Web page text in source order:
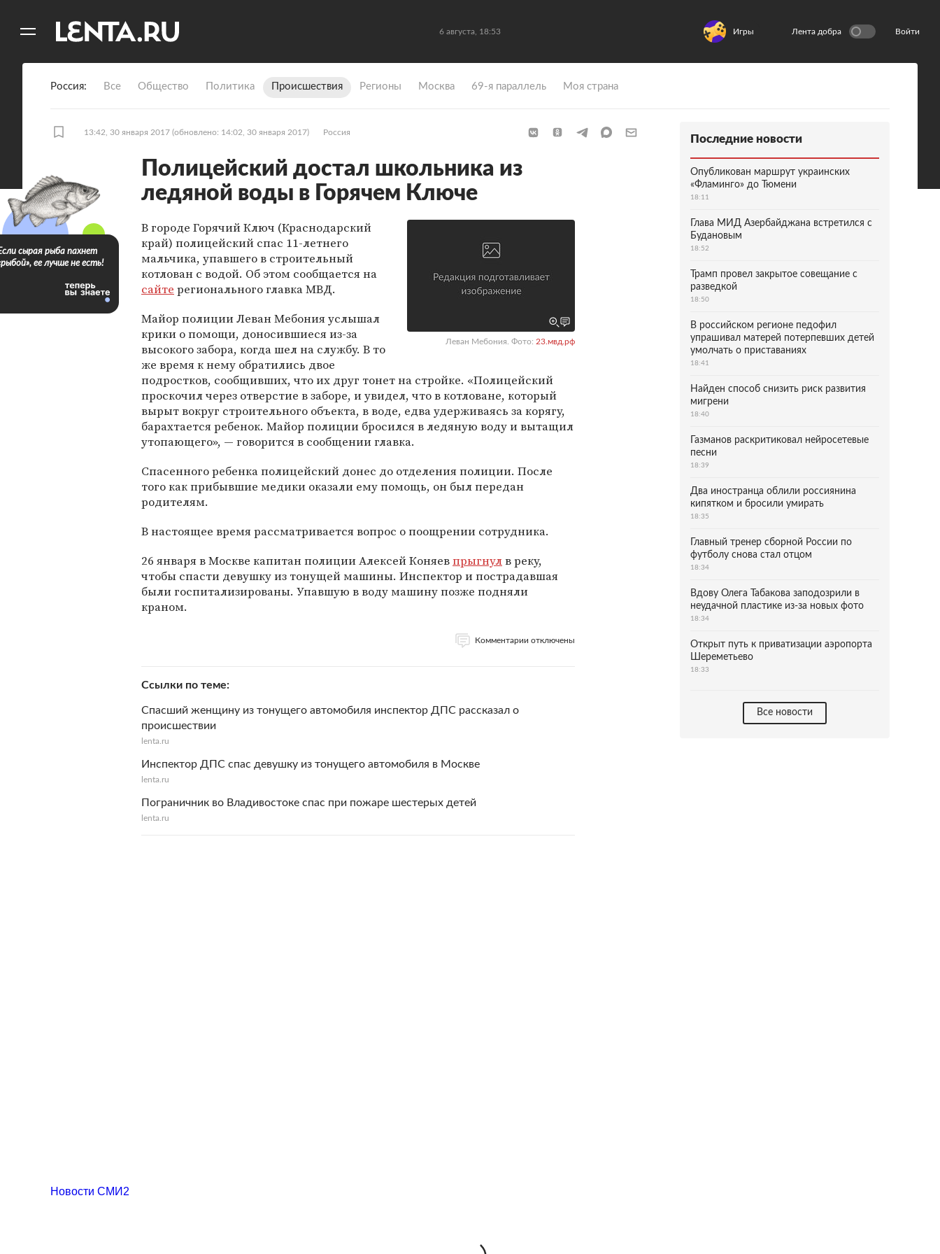
6 августа, 18:53 Игры Лента добра Войти
Россия Все Общество Политика Происшествия Регионы Москва 69-я параллель Моя страна
13:42, 30 января 2017 (обновлено: 14:02, 30 января 2017) Россия
Полицейский достал школьника из
ледяной воды в Горячем Ключе
Леван Мебония. Фото: 23.мвд.рф
В городе Горячий Ключ (Краснодарский
край) полицейский спас 11-летнего
мальчика, упавшего в строительный
котлован с водой. Об этом сообщается на
сайте регионального главка МВД.
Майор полиции Леван Мебония услышал
крики о помощи, доносившиеся из-за
высокого забора, когда шел на службу. В то
же время к нему обратились двое
подростков, сообщивших, что их друг тонет на стройке. «Полицейский
проскочил через отверстие в заборе, и увидел, что в котловане, который
вырыт вокруг строительного объекта, в воде, едва удерживаясь за корягу,
барахтается ребенок. Майор полиции бросился в ледяную воду и вытащил
утопающего», — говорится в сообщении главка.
Спасенного ребенка полицейский донес до отделения полиции. После
того как прибывшие медики оказали ему помощь, он был передан
родителям.
В настоящее время рассматривается вопрос о поощрении сотрудника.
26 января в Москве капитан полиции Алексей Коняевпрыгнулв реку,
чтобы спасти девушку из тонущей машины. Инспектор и пострадавшая
были госпитализированы. Упавшую в воду машину позже подняли
краном.
Комментарии отключены
Ссылки по теме
Спасший женщину из тонущего автомобиля инспектор ДПС рассказал о
происшествии
lenta.ru
Инспектор ДПС спас девушку из тонущего автомобиля в Москве
lenta.ru
Пограничник во Владивостоке спас при пожаре шестерых детей
lenta.ru
сырая рыба пахнет
ее лучше не есть!
Последние новости
Опубликован маршрут украинских
«Фламинго» до Тюмени
18:11
Глава МИД Азербайджана встретился с
Будановым
18:52
Трамп провел закрытое совещание с
разведкой
18:50
В российском регионе педофил
упрашивал матерей потерпевших детей
умолчать о приставаниях
18:41
Найден способ снизить риск развития
мигрени
18:40
Газманов раскритиковал нейросетевые
песни
18:39
Два иностранца облили россиянина
кипятком и бросили умирать
18:35
Главный тренер сборной России по
футболу снова стал отцом
18:34
Вдову Олега Табакова заподозрили в
неудачной пластике из-за новых фото
18:34
Открыт путь к приватизации аэропорта
Шереметьево
18:33
Все новости
Новости СМИ2